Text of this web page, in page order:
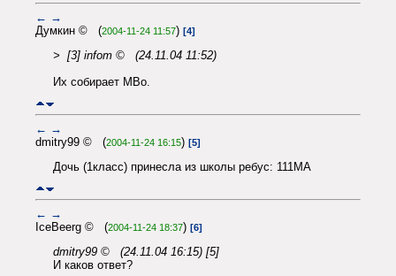
← →
Думкин © (2004-11-24 11:57) [4]
> [3] infom © (24.11.04 11:52)
Их собирает МВо.
← →
dmitry99 © (2004-11-24 16:15) [5]
Дочь (1класс) принесла из школы ребус: 111МА
← →
IceBeerg © (2004-11-24 18:37) [6]
dmitry99 © (24.11.04 16:15) [5]
И каков ответ?